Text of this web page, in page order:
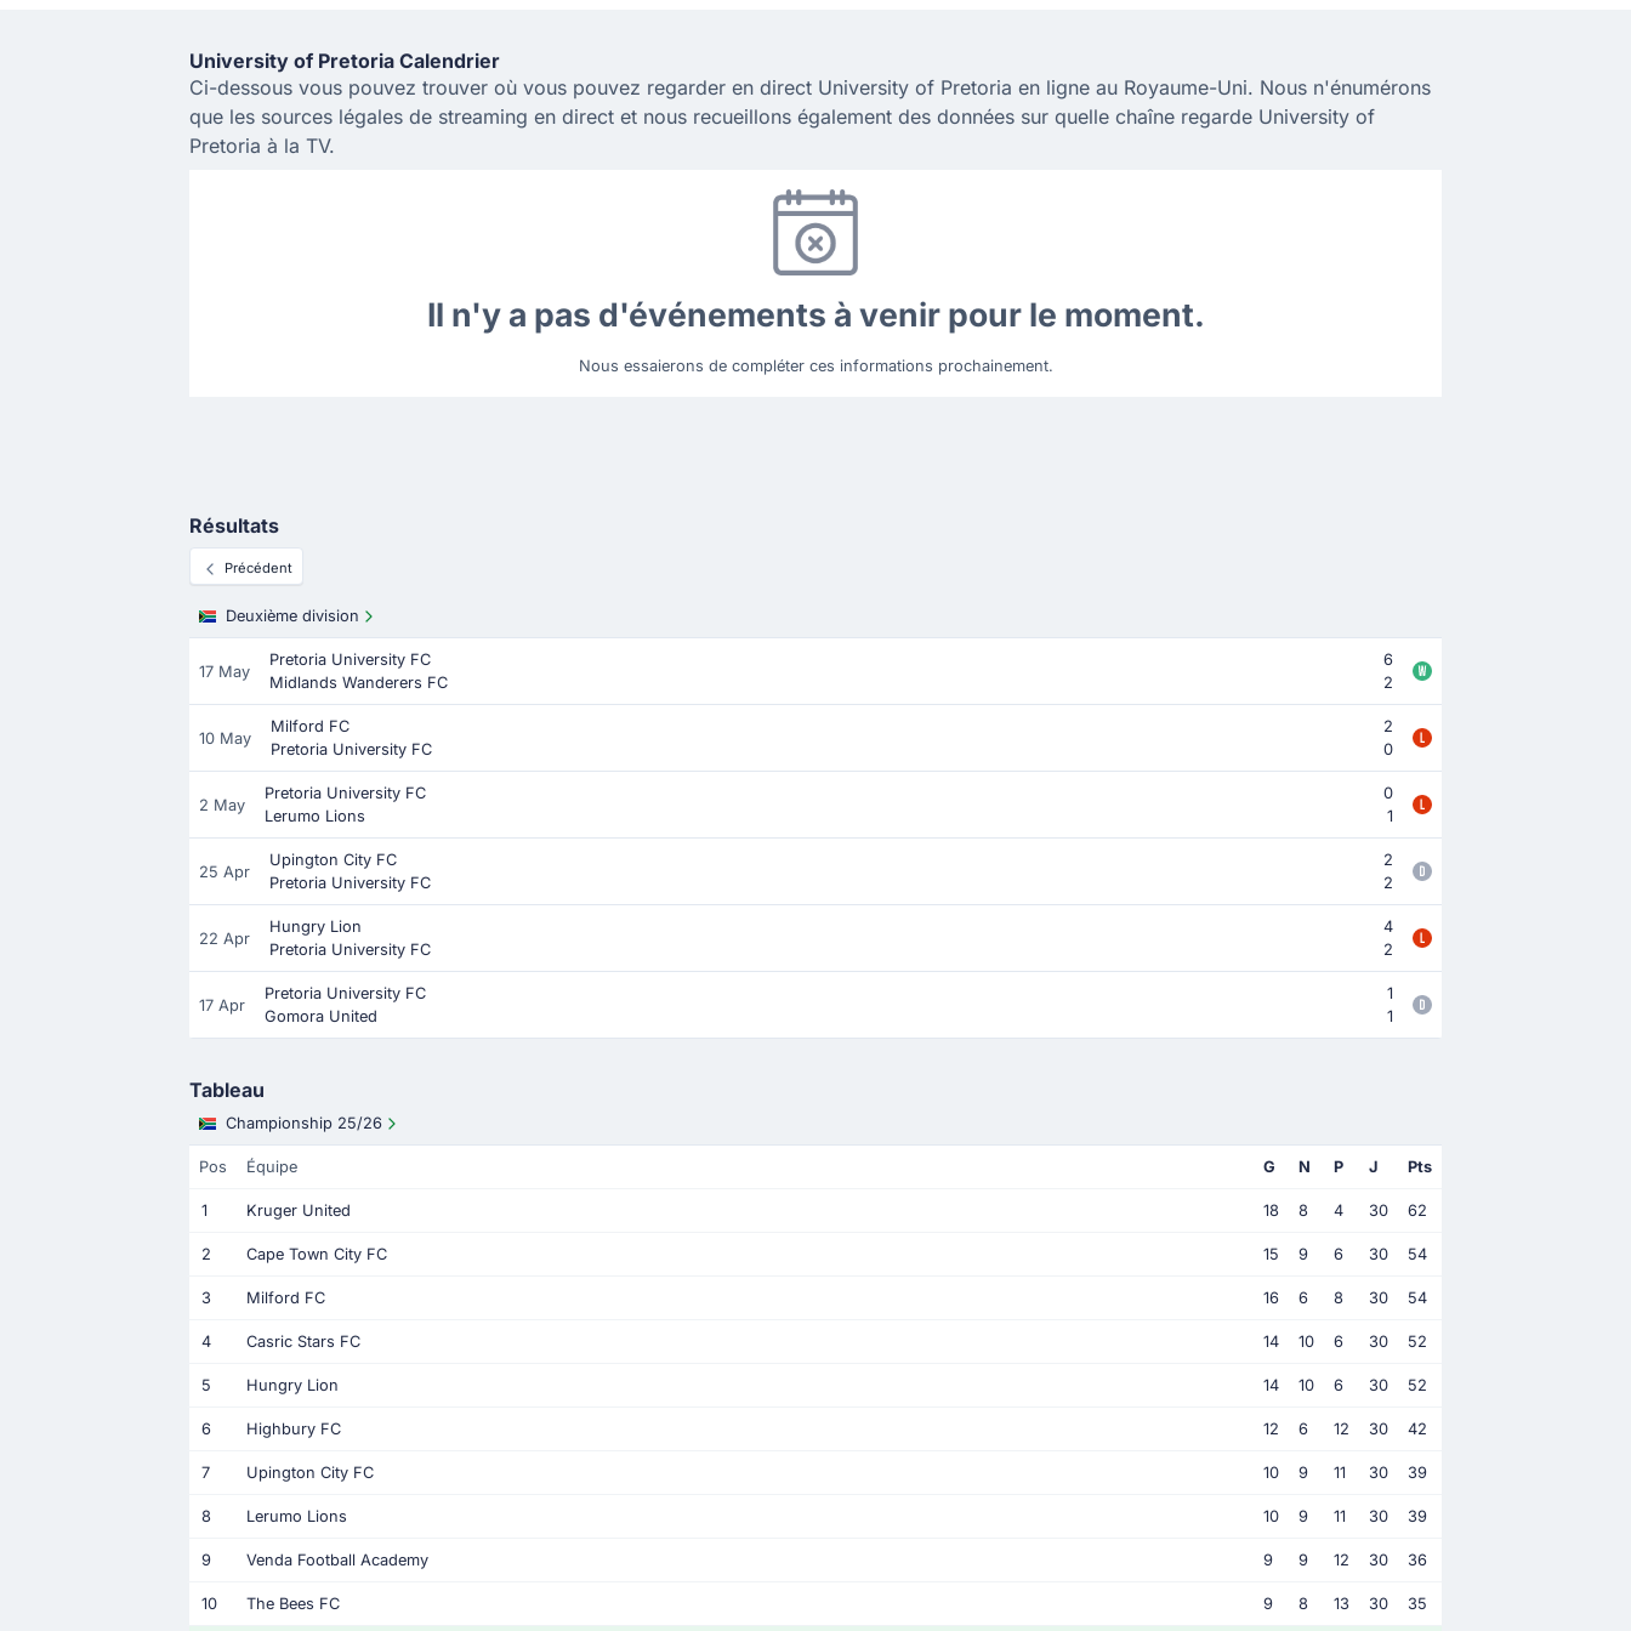
University of Pretoria Calendrier
Ci-dessous vous pouvez trouver où vous pouvez regarder en direct University of Pretoria en ligne au Royaume-Uni. Nous n'énumérons
que les sources légales de streaming en direct et nous recueillons également des données sur quelle chaîne regarde University of
Pretoria à la TV.
Il n'y a pas d'événements à venir pour le moment.
Nous essaierons de compléter ces informations prochainement.
Résultats
Précédent
Deuxième division
17 May
Pretoria University FC
6
Midlands Wanderers FC
2
10 May
Milford FC
2
Pretoria University FC
0
2 May
Pretoria University FC
0
Lerumo Lions
1
25 Apr
Upington City FC
2
Pretoria University FC
2
22 Apr
Hungry Lion
4
Pretoria University FC
2
17 Apr
Pretoria University FC
1
Gomora United
1
Tableau
Championship 25/26
Pos Équipe G N P J Pts
1 Kruger United 18 8 4 30 62
2 Cape Town City FC 15 9 6 30 54
3 Milford FC 16 6 8 30 54
4 Casric Stars FC 14 10 6 30 52
5 Hungry Lion 14 10 6 30 52
6 Highbury FC 12 6 12 30 42
7 Upington City FC 10 9 11 30 39
8 Lerumo Lions 10 9 11 30 39
9 Venda Football Academy 9 9 12 30 36
10 The Bees FC 9 8 13 30 35